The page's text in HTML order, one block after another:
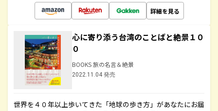
詳細を見る
心に寄り添う台湾のことばと絶景１０
０
BOOKS 旅の名言＆絶景
2022.11.04 発売
世界を４０年以上歩いてきた「地球の歩き方」があなたにお届